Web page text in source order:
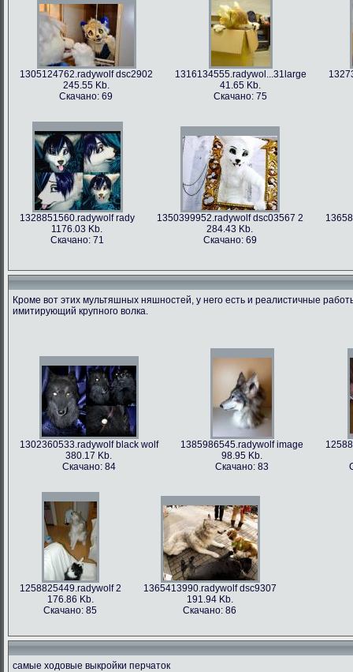
1305124762.radywolf dsc2902
245.55 Kb.
Скачано: 69
1316134555.radywol...31large
41.65 Kb.
Скачано: 75
1328851560.radywolf rady
1176.03 Kb.
Скачано: 71
1350399952.radywolf dsc03567 2
284.43 Kb.
Скачано: 69
60.91 Kb.
Скачано: 79
1375506317.radywolf ao
492.86 Kb.
Скачано: 62
1393372244.radywolf eixin-20
3836.44 Kb.
Скачано: 70
1394357978.radywolf image
82.75 Kb.
Скачано: 70
Кроме вот этих мультяшных няшностей, у него есть и реалистичные
имитирующий крупного волка.
1302360533.radywolf black wolf
380.17 Kb.
Скачано: 84
1385986545.radywolf image
98.95 Kb.
Скачано: 83
1258825449.radywolf 2
176.86 Kb.
Скачано: 85
1365413990.radywolf dsc9307
191.94 Kb.
Скачано: 86
самые ходовые выкройки перчаток